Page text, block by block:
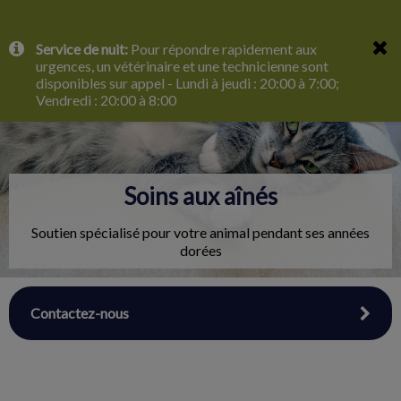
IvcPractices.HeaderNav.Search.Label
Envoyer
Service de nuit: Pour répondre rapidement aux
urgences, un vétérinaire et une technicienne sont
disponibles sur appel - Lundi à jeudi : 20:00 à 7:00;
Vendredi : 20:00 à 8:00
Soins aux aînés
Soutien spécialisé pour votre animal pendant ses années
dorées
Contactez-nous